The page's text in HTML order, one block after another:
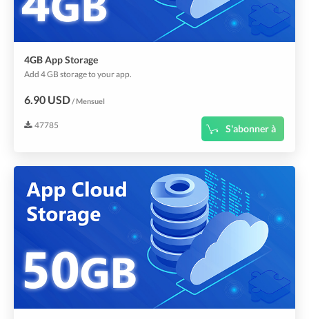
4GB App Storage
Add 4 GB storage to your app.
6.90 USD/ Mensuel
47785 S'abonner à